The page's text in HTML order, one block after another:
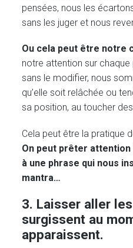
pensées, nous les
sans les juger et nous
Ou cela peut être notre
notre attention sur
sans le modifier, nous
qu’elle soit relâchée ou
sa position, au toucher
Cela peut être la pratique
On peut prêter attention
à une phrase qui nous
mantra…
3. Laisser aller
surgissent au
apparaissent.